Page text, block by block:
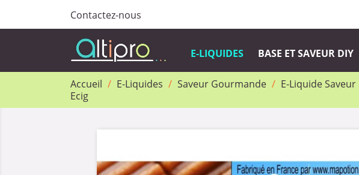
Contactez-nous
E-LIQUIDES BASE ET SAVEUR DIY
Accueil E-Liquides Saveur Gourmande
E-Liquide
Ecig